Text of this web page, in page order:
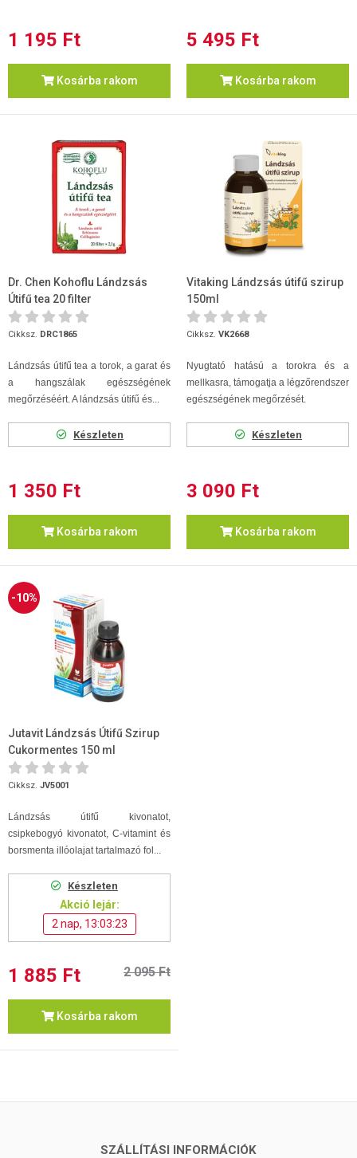
1 195 Ft
Kosárba rakom
5 495 Ft
Kosárba rakom
Dr. Chen Kohoflu Lándzsás
Útifű tea 20 filter
Cikksz. DRC1865
Lándzsás útifű tea a torok, a garat és
a hangszálak egészségének
megőrzéséért. A lándzsás útifű és...
Készleten
1 350 Ft
Kosárba rakom
Vitaking Lándzsás útifű szirup
150ml
Cikksz. VK2668
Nyugtató hatású a torokra és a
mellkasra, támogatja a légzőrendszer
egészségének megőrzését.
Készleten
3 090 Ft
Kosárba rakom
-10%
Jutavit Lándzsás Útifű Szirup
Cukormentes 150 ml
Cikksz. JV5001
Lándzsás útifű kivonatot,
csipkebogyó kivonatot, C-vitamint és
borsmenta illóolajat tartalmazó fol...
Készleten
Akció lejár:
2 nap, 13:03:22
1 885 Ft 2 095 Ft
Kosárba rakom
SZÁLLÍTÁSI INFORMÁCIÓK